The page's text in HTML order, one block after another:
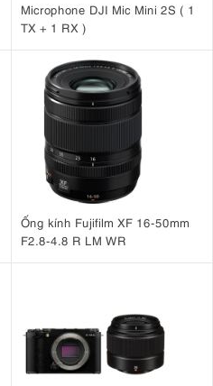
Microphone DJI Mic Mini 2S ( 1
TX + 1 RX )
Ống kính Fujifilm XF 16-50mm
F2.8-4.8 R LM WR